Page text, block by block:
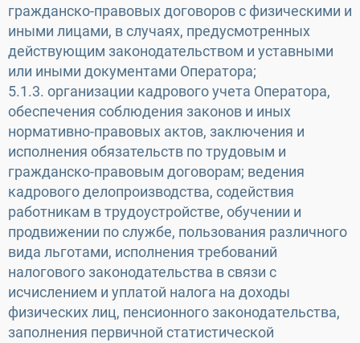
гражданско-правовых договоров с физическими и
иными лицами, в случаях, предусмотренных
действующим законодательством и уставными
или иными документами Оператора;
5.1.3. организации кадрового учета Оператора,
обеспечения соблюдения законов и иных
нормативно-правовых актов, заключения и
исполнения обязательств по трудовым и
гражданско-правовым договорам; ведения
кадрового делопроизводства, содействия
работникам в трудоустройстве, обучении и
продвижении по службе, пользования различного
вида льготами, исполнения требований
налогового законодательства в связи с
исчислением и уплатой налога на доходы
физических лиц, пенсионного законодательства,
заполнения первичной статистической